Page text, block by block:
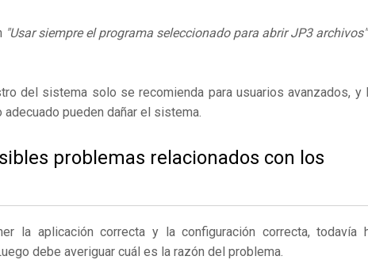
"Usar siempre el programa seleccionado para abrir JP3 archivos"
del sistema solo se recomienda para usuarios avanzados, y
pueden dañar el sistema.
problemas relacionados con los
la aplicación correcta y la configuración correcta, todavía
debe averiguar cuál es la razón del problema.